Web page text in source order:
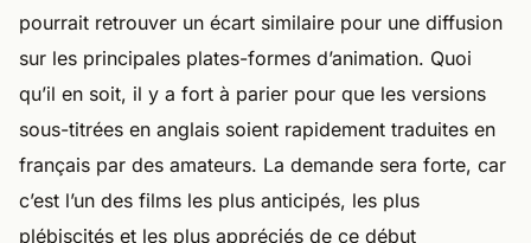
pourrait retrouver un écart similaire pour une diffusion
sur les principales plates-formes d’animation. Quoi
qu’il en soit, il y a fort à parier pour que les versions
sous-titrées en anglais soient rapidement traduites en
français par des amateurs. La demande sera forte, car
c’est l’un des films les plus anticipés, les plus
plébiscités et les plus appréciés de ce début